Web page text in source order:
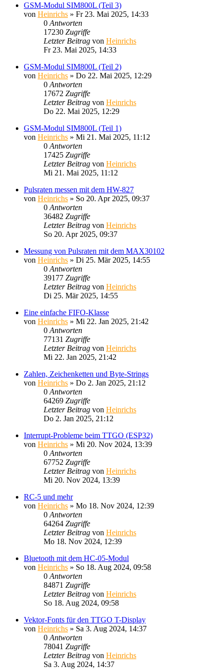
GSM-Modul SIM800L (Teil 3)
von Heinrichs » Fr 23. Mai 2025, 14:33
0 Antworten
17230 Zugriffe
Letzter Beitrag von Heinrichs
Fr 23. Mai 2025, 14:33
GSM-Modul SIM800L (Teil 2)
von Heinrichs » Do 22. Mai 2025, 12:29
0 Antworten
17672 Zugriffe
Letzter Beitrag von Heinrichs
Do 22. Mai 2025, 12:29
GSM-Modul SIM800L (Teil 1)
von Heinrichs » Mi 21. Mai 2025, 11:12
0 Antworten
17425 Zugriffe
Letzter Beitrag von Heinrichs
Mi 21. Mai 2025, 11:12
Pulsraten messen mit dem HW-827
von Heinrichs » So 20. Apr 2025, 09:37
0 Antworten
36482 Zugriffe
Letzter Beitrag von Heinrichs
So 20. Apr 2025, 09:37
Messung von Pulsraten mit dem MAX30102
von Heinrichs » Di 25. Mär 2025, 14:55
0 Antworten
39177 Zugriffe
Letzter Beitrag von Heinrichs
Di 25. Mär 2025, 14:55
Eine einfache FIFO-Klasse
von Heinrichs » Mi 22. Jan 2025, 21:42
0 Antworten
77131 Zugriffe
Letzter Beitrag von Heinrichs
Mi 22. Jan 2025, 21:42
Zahlen, Zeichenketten und Byte-Strings
von Heinrichs » Do 2. Jan 2025, 21:12
0 Antworten
64269 Zugriffe
Letzter Beitrag von Heinrichs
Do 2. Jan 2025, 21:12
Interrupt-Probleme beim TTGO (ESP32)
von Heinrichs » Mi 20. Nov 2024, 13:39
0 Antworten
67752 Zugriffe
Letzter Beitrag von Heinrichs
Mi 20. Nov 2024, 13:39
RC-5 und mehr
von Heinrichs » Mo 18. Nov 2024, 12:39
0 Antworten
64264 Zugriffe
Letzter Beitrag von Heinrichs
Mo 18. Nov 2024, 12:39
Bluetooth mit dem HC-05-Modul
von Heinrichs » So 18. Aug 2024, 09:58
0 Antworten
84871 Zugriffe
Letzter Beitrag von Heinrichs
So 18. Aug 2024, 09:58
Vektor-Fonts für den TTGO T-Display
von Heinrichs » Sa 3. Aug 2024, 14:37
0 Antworten
78041 Zugriffe
Letzter Beitrag von Heinrichs
Sa 3. Aug 2024, 14:37